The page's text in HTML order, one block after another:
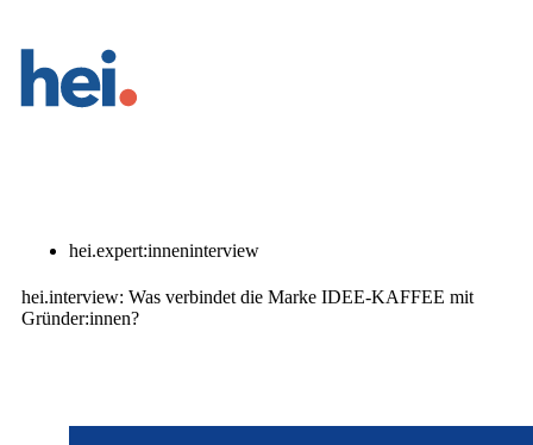
hei.expert:inneninterview
hei.interview: Was verbindet die Marke IDEE-KAFFEE mit
Gründer:innen?